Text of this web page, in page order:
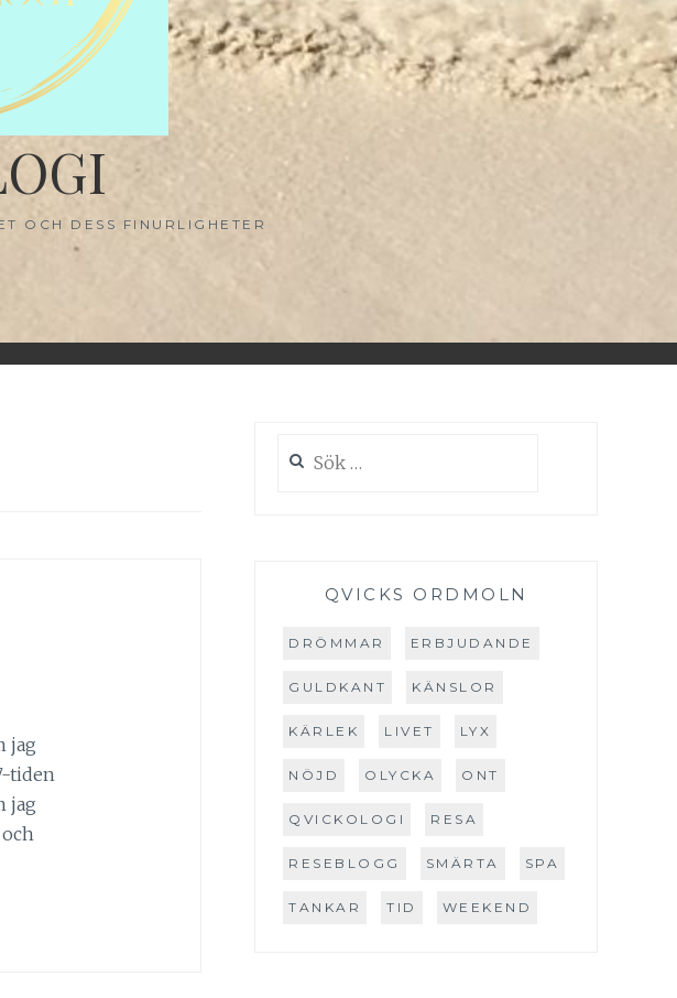
OCH DESS FINURLIGHETER
jag
tiden
jag
efter:
QVICKS ORDMOLN
DRÖMMAR ERBJUDANDE
GULDKANT KÄNSLOR
KÄRLEK LIVET LYX
NÖJD OLYCKA ONT
QVICKOLOGI RESA
RESEBLOGG SMÄRTA SPA
TANKAR TID WEEKEND